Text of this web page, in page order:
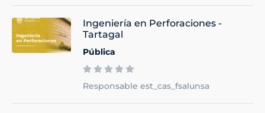
Ingeniería en Perforaciones -
Tartagal
Pública
Responsable est_cas_fsalunsa